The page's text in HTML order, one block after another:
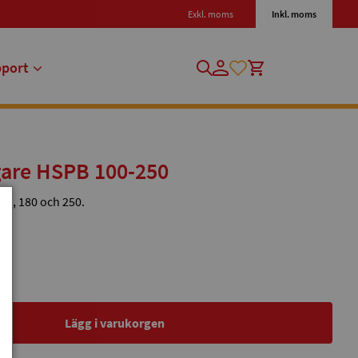
Exkl. moms Inkl. moms
HSPB 100-250
180 och 250.
Lägg i varukorgen